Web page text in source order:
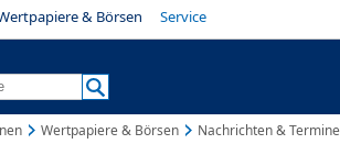
& Börsen Service
Wertpapiere & Börsen Nachrichten & Termine